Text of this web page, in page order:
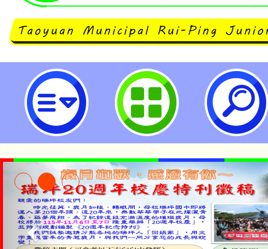
銓敘部函以，有關公務人員為參加
申請留職停薪，於留職停薪期間得
疑義-桃園市立瑞坪國民中學